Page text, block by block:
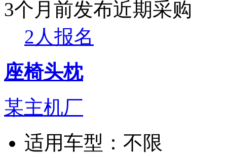
3个月前发布近期采购
2人报名
座椅头枕
某主机厂
适用车型： 不限